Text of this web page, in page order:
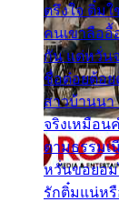
ตรึงใจ ติ๋ม
คนเขาลืออื้
กัน แต่หวั่น
ชื่อต๋อยต้อย
สาวบ้านน
จริงเหมือน
ตามธรรมเ
หวั่นขอยอม
รักติ๋มแน่หรื